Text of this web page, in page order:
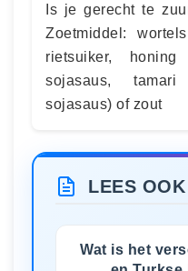
Is je gerecht te
Zoetmiddel:
rietsuiker,
sojasaus,
sojasaus) of zout
LEES OOK
Wat is het